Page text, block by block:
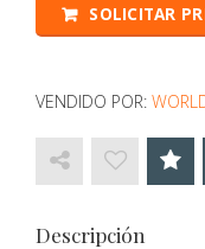
SOLICITAR
VENDIDO POR:
Descripción